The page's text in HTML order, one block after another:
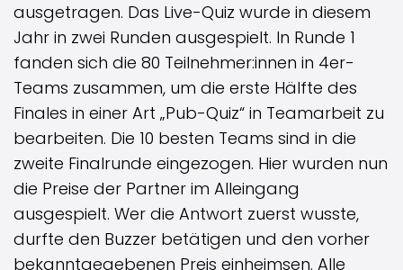
ausgetragen. Das Live-Quiz wurde in diesem
Jahr in zwei Runden ausgespielt. In Runde 1
fanden sich die 80 Teilnehmer:innen in 4er-
Teams zusammen, um die erste Hälfte des
Finales in einer Art „Pub-Quiz“ in Teamarbeit zu
bearbeiten. Die 10 besten Teams sind in die
zweite Finalrunde eingezogen. Hier wurden nun
die Preise der Partner im Alleingang
ausgespielt. Wer die Antwort zuerst wusste,
durfte den Buzzer betätigen und den vorher
bekanntgegebenen Preis einheimsen. Alle